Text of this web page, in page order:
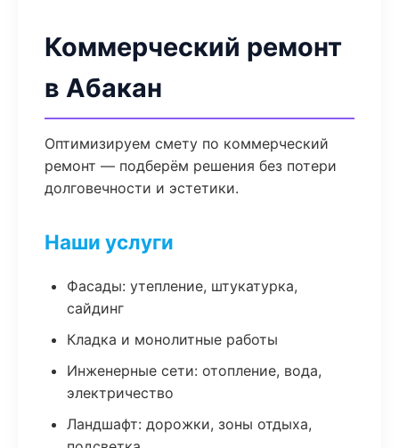
Коммерческий ремонт
в Абакан
Оптимизируем смету по коммерческий
ремонт — подберём решения без потери
долговечности и эстетики.
Наши услуги
Фасады: утепление, штукатурка,
сайдинг
Кладка и монолитные работы
Инженерные сети: отопление, вода,
электричество
Ландшафт: дорожки, зоны отдыха,